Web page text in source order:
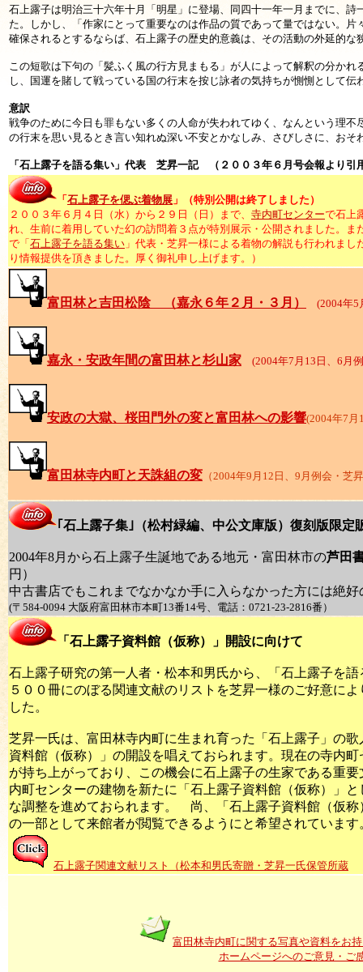
石上露子は明治三十六年十月「明星」に登場、同四十一年一月までに、
た。
しかし、「作家にとって重要なのは作品の質であって量ではない。
確保されるとするならば、石上露子の歴史的意義は、その活動の外延的
この短歌は下句の「髪ふく風の行方見まもる」が人によって解釈の分か
し、国運を賭して戦っている国の行末を按じ詠者の気持ちが惻惻として伝
意訳
戦争のために今日も罪もない多くの人命が失われてゆく、なんという理
の行末を思い見るとき言い知れぬ深い不安とかなしみ、さびしさに、おそ
「石上露子を語る集い」代表 芝昇一記 （２００３年６月号会報より引
「 石上露子を偲ぶ着物展 」（特別公開は終了しました）
２００３年６月４日（水）から２９日（日）まで、 寺内町センターで石上
れ、生前に着用していた幻の訪問着３点が特別展示・公開されました。
で「 石上露子を語る集い 」代表・芝昇一様による着物の解説も行われま
り情報提供を頂きました。厚く御礼申し上げます。）
富田林と吉田松陰 （嘉永６年２月・３月） (2004年5
嘉永・安政年間の富田林と杉山家 (2004年7月13日、6月
安政の大獄、桜田門外の変と富田林への影響(2004年7月
富田林寺内町と天誅組の変 （2004年9月12日、9月例会・芝
｢石上露子集｣（松村緑編、中公文庫版）復刻版限定
2004年8月から石上露子生誕地である地元・富田林市の芦田
円）
中古書店でもこれまでなかなか手に入らなかった方には絶
(〒584-0094 大阪府富田林市本町13番14号、電話：0721-23-2816番）
「石上露子資料館（仮称）」開設に向けて
石上露子研究の第一人者・松本和男氏から、「石上露子を
５００冊にのぼる関連文献のリストを芝昇一様のご好意に
した。
芝昇一氏は、富田林寺内町に生まれ育った「石上露子」の
資料館（仮称）」の開設を唱えておられます。現在の寺内
が持ち上がっており、この機会に石上露子の生家である重
内町センターの建物を新たに「石上露子資料館（仮称）」
な調整を進めておられます。 尚、「石上露子資料館（仮
の一部として来館者が閲覧できるようにと希望されています
石上露子関連文献リスト（松本和男氏寄贈・芝昇一氏保管所蔵
富田林寺内町に関する写真や資料をお
ホームページへのご意見・ご